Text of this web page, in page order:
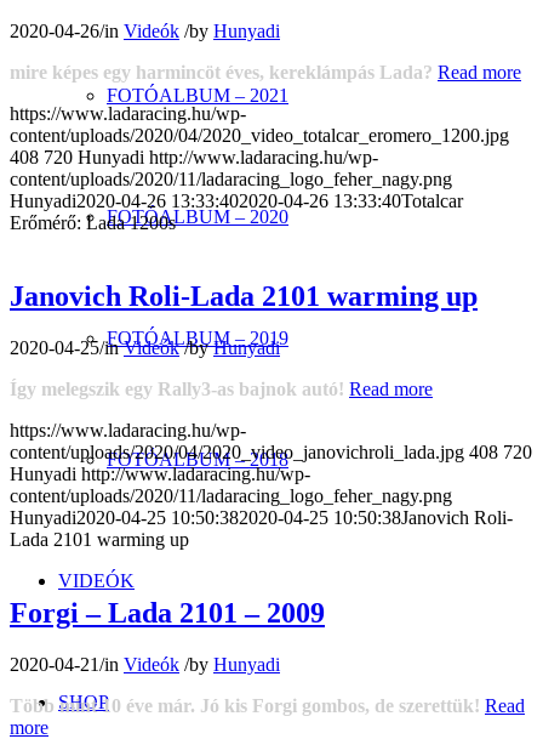
FOTÓALBUM – 2021
FOTÓALBUM – 2020
FOTÓALBUM – 2019
FOTÓALBUM – 2018
VIDEÓK
SHOP
2020-04-26/in Videók /by Hunyadi
mire képes egy harmincöt éves, kereklámpás Lada? Read more
https://www.ladaracing.hu/wp-
content/uploads/2020/04/2020_video_totalcar_eromero_1200.jpg
408 720 Hunyadi http://www.ladaracing.hu/wp-
content/uploads/2020/11/ladaracing_logo_feher_nagy.png
Hunyadi2020-04-26 13:33:402020-04-26 13:33:40Totalcar
Erőmérő: Lada 1200s
Janovich Roli-Lada 2101 warming up
2020-04-25/inVideók /byHunyadi
Így melegszik egy Rally3-as bajnok autó! Read more
https://www.ladaracing.hu/wp-
content/uploads/2020/04/2020_video_janovichroli_lada.jpg 408 720
Hunyadi http://www.ladaracing.hu/wp-
content/uploads/2020/11/ladaracing_logo_feher_nagy.png
Hunyadi2020-04-25 10:50:382020-04-25 10:50:38Janovich Roli-
Lada 2101 warming up
Forgi – Lada 2101 – 2009
2020-04-21/in Videók /by Hunyadi
Több mint 10 éve már. Jó kis Forgi gombos, de szerettük! Read
more